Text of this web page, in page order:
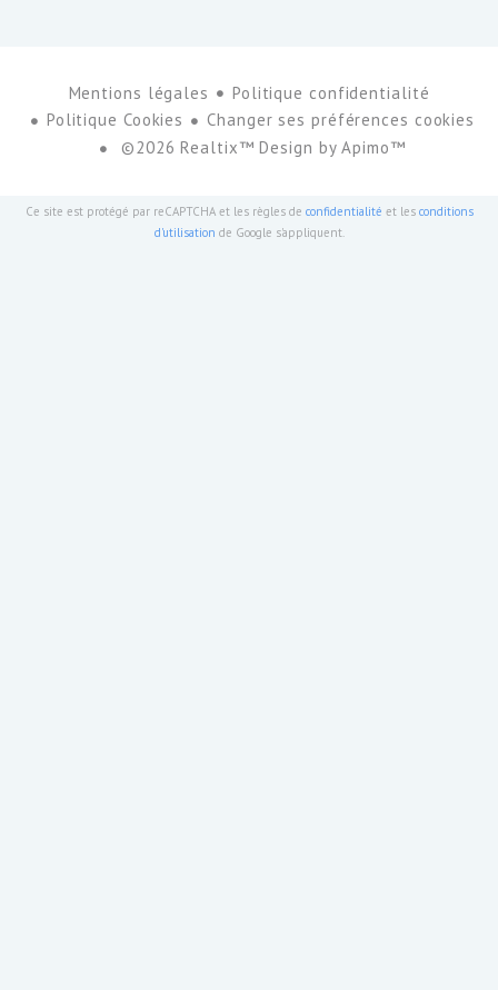
Mentions légales
Politique confidentialité
Politique Cookies
Changer ses préférences cookies
©2026 Realtix™ Design byApimo™
Ce site est protégé par reCAPTCHA et les règles de confidentialité et les conditions
d'utilisation de Google s'appliquent.